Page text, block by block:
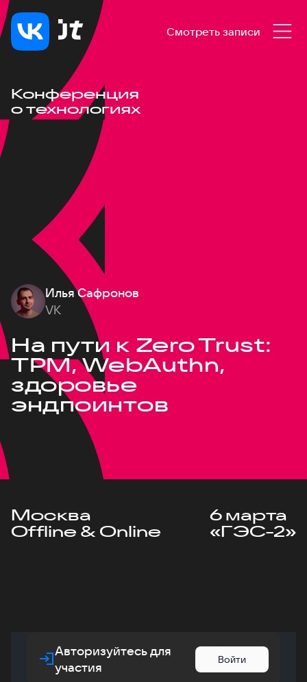
Смотреть записи
Конференция
о технологиях
Илья Сафронов
VK
На пути к Zero Trust:
TPM, WebAuthn,
здоровье
эндпоинтов
Москва
Offline & Online
6 марта
«ГЭС-2»
Авторизуйтесь для
участия
Войти